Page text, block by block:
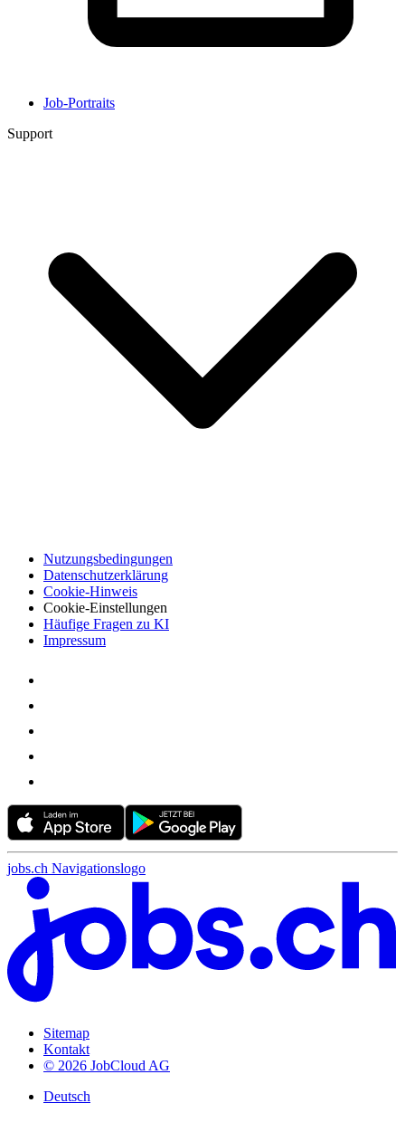
Job-Portraits
Support
Nutzungsbedingungen
Datenschutzerklärung
Cookie-Hinweis
Cookie-Einstellungen
Häufige Fragen zu KI
Impressum
jobs.ch Navigationslogo
Sitemap
Kontakt
© 2026 JobCloud AG
Deutsch